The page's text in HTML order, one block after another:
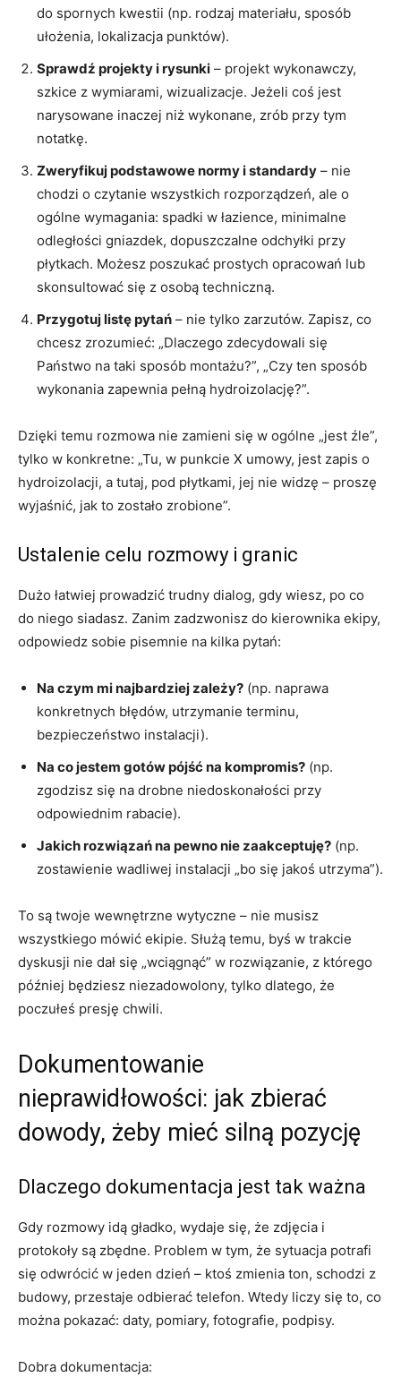
do spornych kwestii (np. rodzaj materiału, sposób
ułożenia, lokalizacja punktów).
Sprawdź projekty i rysunki – projekt wykonawczy,
szkice z wymiarami, wizualizacje. Jeżeli coś jest
narysowane inaczej niż wykonane, zrób przy tym
notatkę.
Zweryfikuj podstawowe normy i standardy – nie
chodzi o czytanie wszystkich rozporządzeń, ale o
ogólne wymagania: spadki w łazience, minimalne
odległości gniazdek, dopuszczalne odchyłki przy
płytkach. Możesz poszukać prostych opracowań lub
skonsultować się z osobą techniczną.
Przygotuj listę pytań – nie tylko zarzutów. Zapisz, co
chcesz zrozumieć: „Dlaczego zdecydowali się
Państwo na taki sposób montażu?”, „Czy ten sposób
wykonania zapewnia pełną hydroizolację?”.
Dzięki temu rozmowa nie zamieni się w ogólne „jest źle”,
tylko w konkretne: „Tu, w punkcie X umowy, jest zapis o
hydroizolacji, a tutaj, pod płytkami, jej nie widzę – proszę
wyjaśnić, jak to zostało zrobione”.
Ustalenie celu rozmowy i granic
Dużo łatwiej prowadzić trudny dialog, gdy wiesz, po co
do niego siadasz. Zanim zadzwonisz do kierownika ekipy,
odpowiedz sobie pisemnie na kilka pytań:
Na czym mi najbardziej zależy? (np. naprawa
konkretnych błędów, utrzymanie terminu,
bezpieczeństwo instalacji).
Na co jestem gotów pójść na kompromis? (np.
zgodzisz się na drobne niedoskonałości przy
odpowiednim rabacie).
Jakich rozwiązań na pewno nie zaakceptuję? (np.
zostawienie wadliwej instalacji „bo się jakoś utrzyma”).
To są twoje wewnętrzne wytyczne – nie musisz
wszystkiego mówić ekipie. Służą temu, byś w trakcie
dyskusji nie dał się „wciągnąć” w rozwiązanie, z którego
później będziesz niezadowolony, tylko dlatego, że
poczułeś presję chwili.
Dokumentowanie
nieprawidłowości: jak zbierać
dowody, żeby mieć silną pozycję
Dlaczego dokumentacja jest tak ważna
Gdy rozmowy idą gładko, wydaje się, że zdjęcia i
protokoły są zbędne. Problem w tym, że sytuacja potrafi
się odwrócić w jeden dzień – ktoś zmienia ton, schodzi z
budowy, przestaje odbierać telefon. Wtedy liczy się to, co
można pokazać: daty, pomiary, fotografie, podpisy.
Dobra dokumentacja: